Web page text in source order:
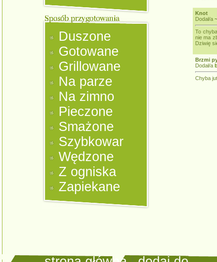
Duszone
Gotowane
Grillowane
Na parze
Na zimno
Pieczone
Smażone
Szybkowar
Wędzone
Z ogniska
Zapiekane
Knot
Dodał/a
To
nie ma
Dziwię
Brzmi
Dodał/a
Chyba